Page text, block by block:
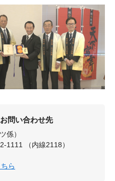
問い合わせ先
係）
1111 （内線2118）
ら